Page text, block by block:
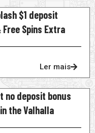
$1 deposit
Spins Extra
Ler mais
no deposit bonus
the Valhalla